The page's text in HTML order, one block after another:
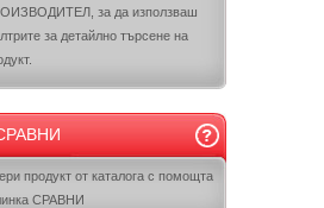
за да използваш
за детайлно търсене на
продукт от каталога с помощта
СРАВНИ